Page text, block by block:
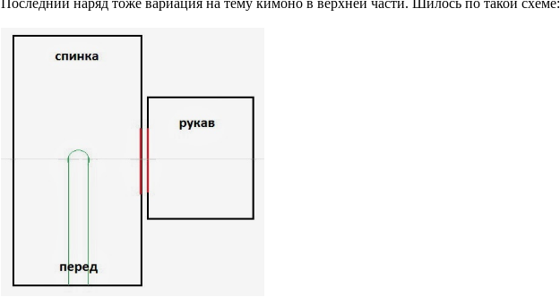
Последний наряд тоже вариация на тему кимоно в верхней части. Шилось по такой схеме: